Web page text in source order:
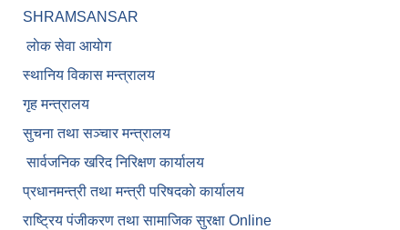
SHRAMSANSAR
लाेक सेवा आयाेग
स्थानिय विकास मन्त्रालय
गृह मन्त्रालय
सुचना तथा सञ्चार मन्त्रालय
सार्वजनिक खरिद निरिक्षण कार्यालय
प्रधानमन्त्री तथा मन्त्री परिषदकाे कार्यालय
राष्ट्रिय पंजीकरण तथा सामाजिक सुरक्षा Online